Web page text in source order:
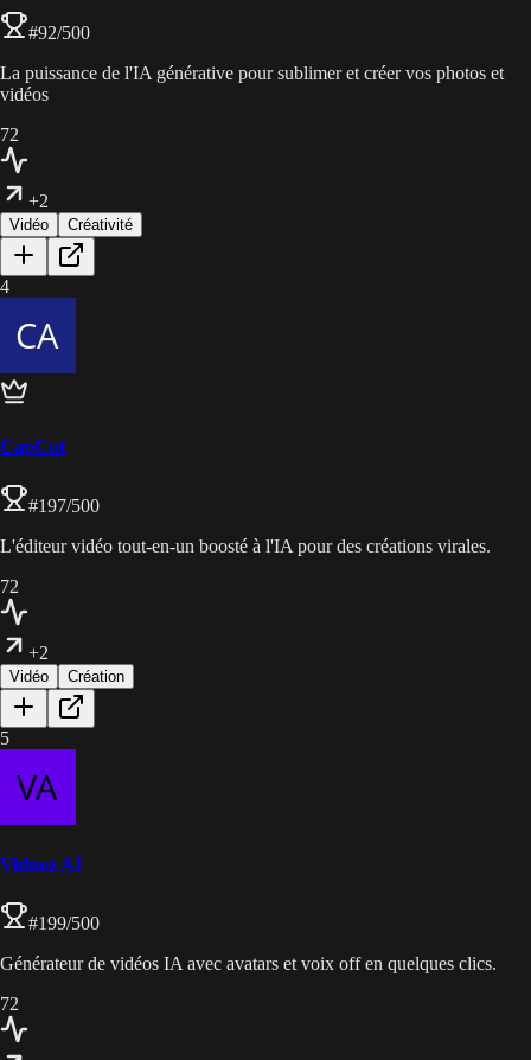
#92/500
La puissance de l'IA générative pour sublimer et créer vos photos et
vidéos
72
+2
Vidéo Créativité
4
CapCut
#197/500
L'éditeur vidéo tout-en-un boosté à l'IA pour des créations virales.
72
+2
Vidéo Création
5
Vidnoz AI
#199/500
Générateur de vidéos IA avec avatars et voix off en quelques clics.
72